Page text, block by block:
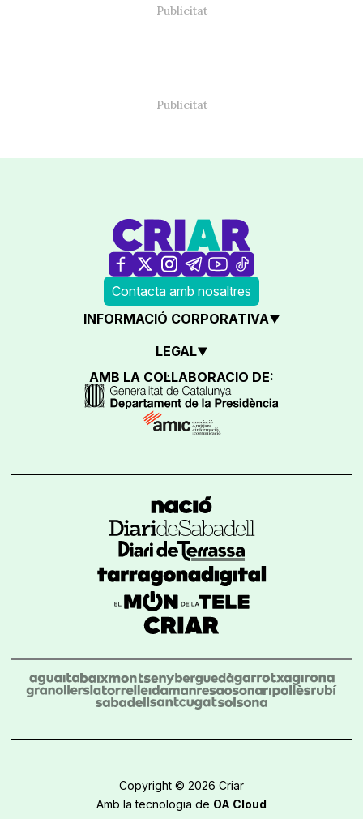
Contacta amb nosaltres
INFORMACIÓ CORPORATIVA
LEGAL
AMB LA COL·LABORACIÓ DE:
Copyright © 2026 Criar
Amb la tecnologia de OA Cloud